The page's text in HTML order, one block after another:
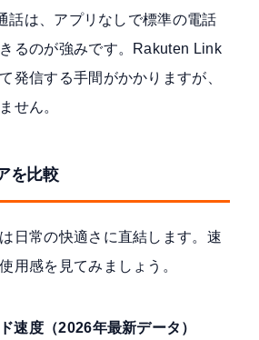
話は、アプリなしで標準の電話
るのが強みです。Rakuten Link
発信する手間がかかりますが、
せん。
を比較
日常の快適さに直結します。速
用感を見てみましょう。
速度（2026年最新データ）